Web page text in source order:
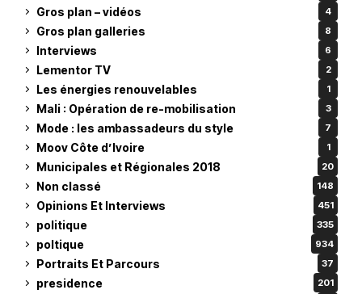
Gros plan – vidéos 4
Gros plan galleries 8
Interviews 6
Lementor TV 2
Les énergies renouvelables 1
Mali : Opération de re-mobilisation 3
Mode : les ambassadeurs du style 7
Moov Côte d’Ivoire 1
Municipales et Régionales 2018 20
Non classé 148
Opinions Et Interviews 451
politique 335
poltique 934
Portraits Et Parcours 37
presidence 201